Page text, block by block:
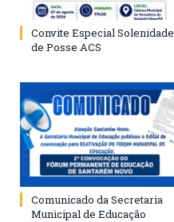
Convite Especial Solenidade
de Posse ACS
Comunicado da Secretaria
Municipal de Educação